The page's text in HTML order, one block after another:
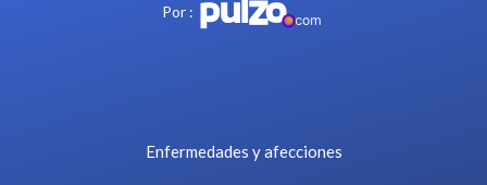
Por :
Enfermedades y afecciones